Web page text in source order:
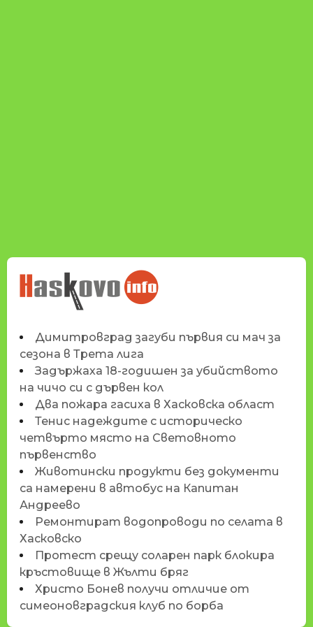
НОВИНИТЕ НА
HASKOVO.INFO
Димитровград загуби първия си мач за
сезона в Трета лига
Задържаха 18-годишен за убийството
на чичо си с дървен кол
Два пожара гасиха в Хасковска област
Тенис надеждите с историческо
четвърто място на Световното
първенство
Животински продукти без документи
са намерени в автобус на Капитан
Андреево
Ремонтират водопроводи по селата в
Хасковско
Протест срещу соларен парк блокира
кръстовище в Жълти бряг
Христо Бонев получи отличие от
симеоновградския клуб по борба